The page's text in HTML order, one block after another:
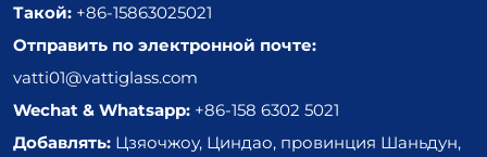
Такой: +86-15863025021
Отправить по электронной почте:
vatti01@vattiglass.com
Wechat & Whatsapp: +86-158 6302 5021
Добавлять: Цзяочжоу, Циндао, провинция Шаньдун,